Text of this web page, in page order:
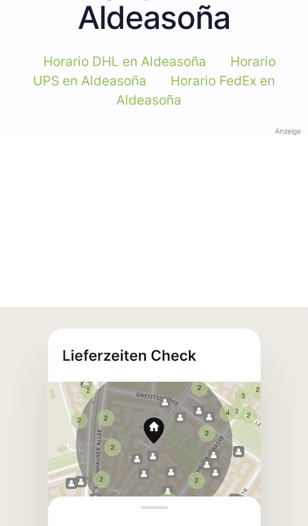
Aldeasoña
Horario DHL en Aldeasoña
Horario
UPS en Aldeasoña
Horario FedEx en
Aldeasoña
Anzeige